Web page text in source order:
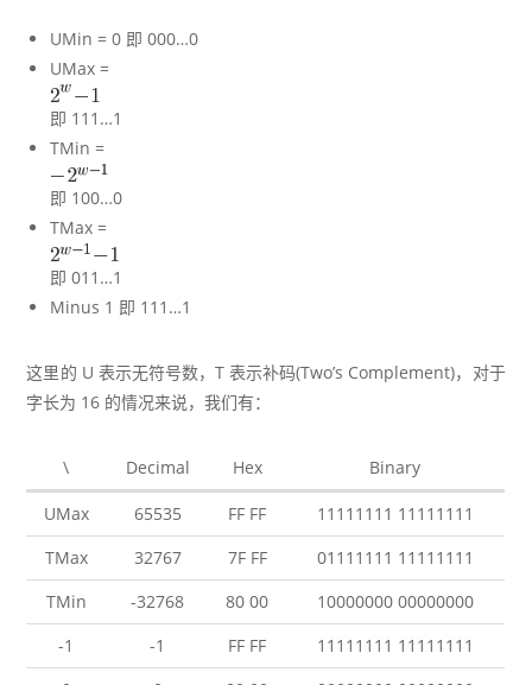
UMin = 0 即 000…0
UMax =
即 111…1
TMin =
即 100…0
TMax =
即 011…1
Minus 1 即 111…1
这里的 U 表示无符号数，T 表示补码(Two’s Complement)，对于
字长为 16 的情况来说，我们有：
\ Decimal Hex Binary
UMax 65535 FF FF
11111111 11111111
TMax
32767 7F FF
01111111 11111111
TMin
-32768 80 00
10000000 00000000
-1
-1 FF FF
11111111 11111111